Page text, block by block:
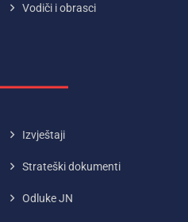
Vodiči i obrasci
Izvještaji
Strateški dokumenti
Odluke JN